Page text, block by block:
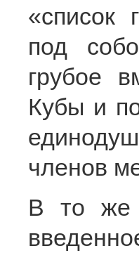
«список
под
грубое
Кубы и
членов
В то же